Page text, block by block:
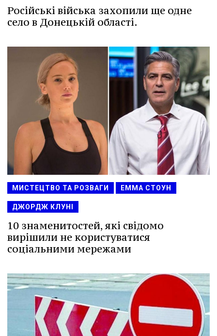
Російські війська захопили ще одне
село в Донецькій області.
МИСТЕЦТВО ТА РОЗВАГИ ЕММА СТОУН
ДЖОРДЖ КЛУНІ
10 знаменитостей, які свідомо
вирішили не користуватися
соціальними мережами